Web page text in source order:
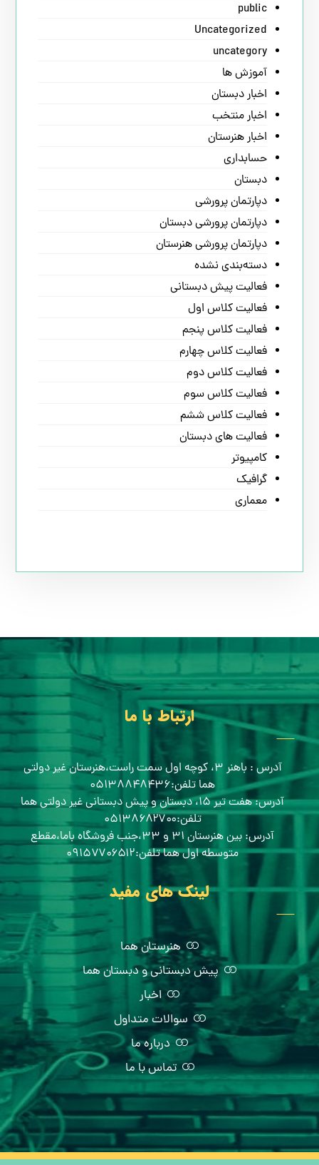
public
Uncategorized
uncategory
آموزش ها
اخبار دبستان
اخبار منتخب
اخبار هنرستان
حسابداری
دبستان
دپارتمان پرورشی
دپارتمان پرورشی دبستان
دپارتمان پرورشی هنرستان
دسته‌بندی نشده
فعالیت پیش دبستانی
فعالیت کلاس اول
فعالیت کلاس پنجم
فعالیت کلاس چهارم
فعالیت کلاس دوم
فعالیت کلاس سوم
فعالیت کلاس ششم
فعالیت های دبستان
کامپیوتر
گرافیک
معماری
ارتباط با ما
آدرس : باهنر ۳، کوچه اول سمت راست،هنرستان غیر دولتی
هما تلفن:۰۵۱۳۸۸۴۸۴۳۶
آدرس: هفت تیر ۱۵، دبستان و پیش دبستانی غیر دولتی هما
تلفن:۰۵۱۳۸۶۸۲۷۰۰
آدرس: بین هنرستان ۳۱ و ۳۳،جنب فروشگاه باما،مقطع
متوسطه اول هما تلفن:۰۹۱۵۷۷۰۶۵۱۲
لینک های مفید
هنرستان هما
پیش دبستانی و دبستان هما
اخبار
سوالات متداول
درباره ما
تماس با ما